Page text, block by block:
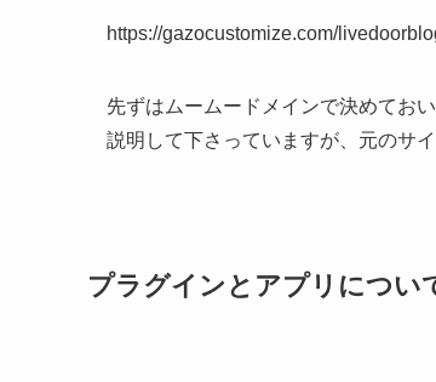
https://gazocustomize.com/
先ずはムームードメインで決めてお
説明して下さっていますが、元のサ
プラグイン とアプリについ